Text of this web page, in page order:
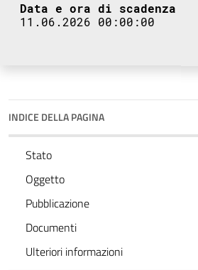
Data e ora di scadenza
11.06.2026 00:00:00
INDICE DELLA PAGINA
Stato
Oggetto
Pubblicazione
Documenti
Ulteriori informazioni